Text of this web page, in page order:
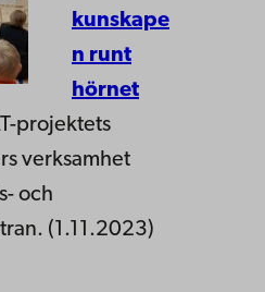
kunskape
n runt
hörnet
projektets
verksamhet
och
(1.11.2023)